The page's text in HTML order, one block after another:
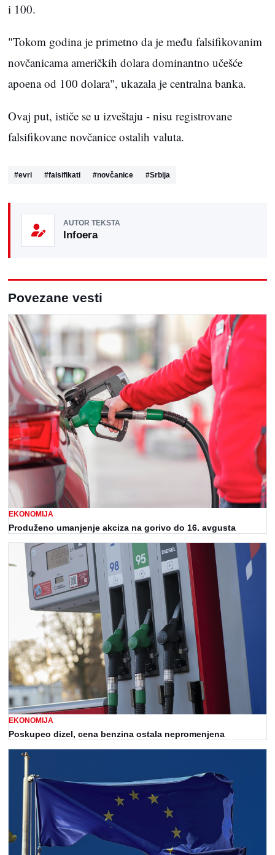
i 100.
"Tokom godina je primetno da je među falsifikovanim
novčanicama američkih dolara dominantno učešće
apoena od 100 dolara", ukazala je centralna banka.
Ovaj put, ističe se u izveštaju - nisu registrovane
falsifikovane novčanice ostalih valuta.
#evri #falsifikati #novčanice #Srbija
AUTOR TEKSTA
Infoera
Povezane vesti
EKONOMIJA
Produženo umanjenje akciza na gorivo do 16. avgusta
EKONOMIJA
Poskupeo dizel, cena benzina ostala nepromenjena